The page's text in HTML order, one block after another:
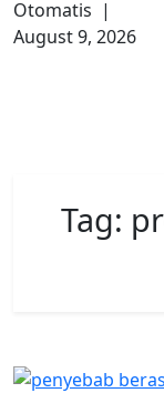
Otomatis |
August 9, 2026
Tag: